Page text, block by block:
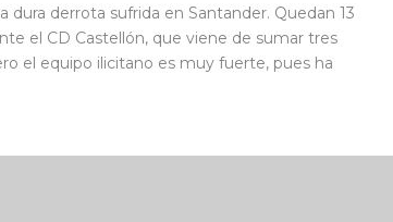
derrota sufrida en Santander. Quedan 13
el CD Castellón, que viene de sumar tres
el equipo ilicitano es muy fuerte, pues ha